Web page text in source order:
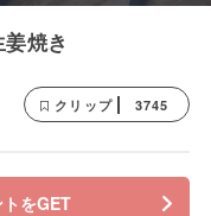
焼き
クリップ 3745
をGET